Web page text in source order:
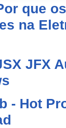
que
na
JFX
- Hot